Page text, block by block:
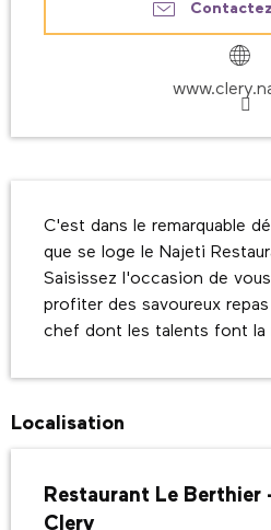
C'est dans le remarquable
que se loge le Najeti
Saisissez l'occasion de
profiter des savoureux
chef dont les talents font la
Localisation
Restaurant Le Berthier
Clery